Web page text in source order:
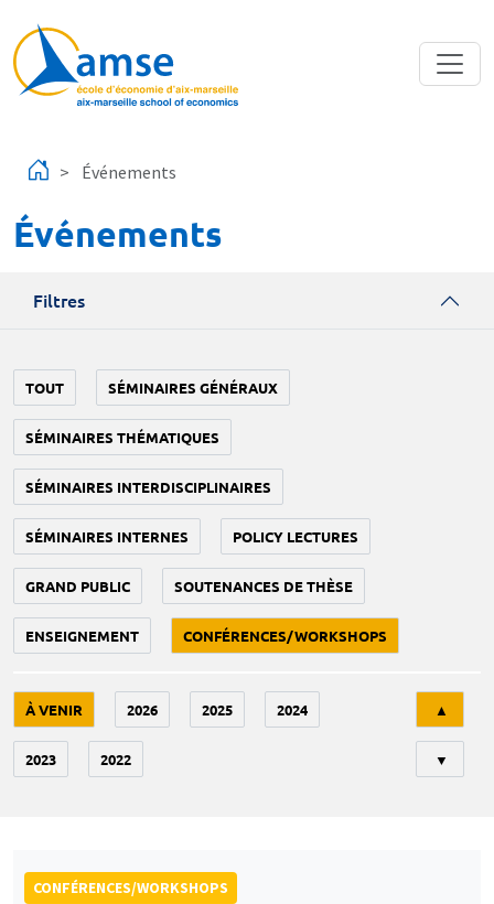
Événements
Événements
Filtres
TOUT SÉMINAIRES GÉNÉRAUX
SÉMINAIRES THÉMATIQUES
SÉMINAIRES INTERDISCIPLINAIRES
SÉMINAIRES INTERNES POLICY LECTURES
GRAND PUBLIC SOUTENANCES DE THÈSE
ENSEIGNEMENT CONFÉRENCES/WORKSHOPS
À VENIR 2026 2025 2024
2023 2022
▲
▼
CONFÉRENCES/WORKSHOPS